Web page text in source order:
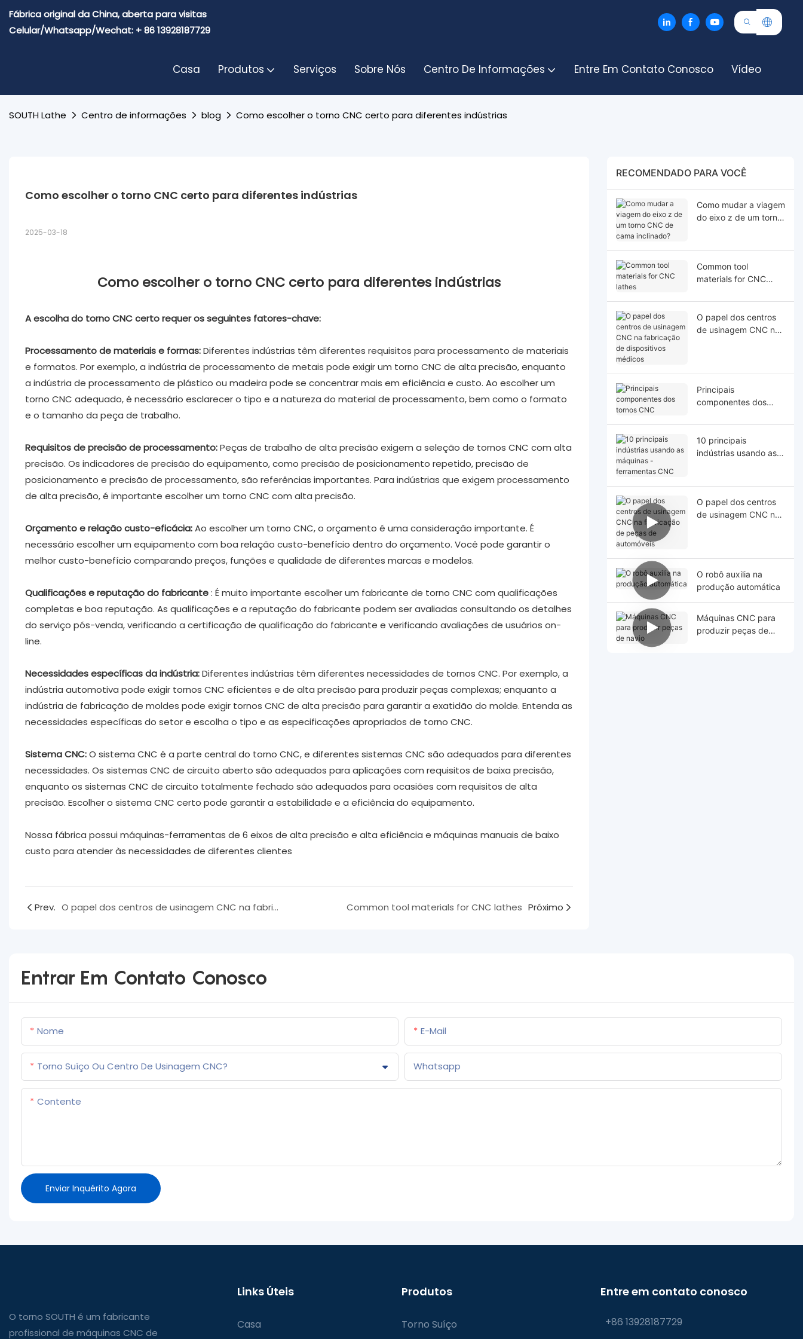
Fábrica original da China, aberta para visitas
Celular/Whatsapp/Wechat: + 86 13928187729
Casa Produtos Serviços Sobre Nós Centro De Informações Entre Em Contato Conosco Vídeo
SOUTH Lathe Centro de informações blog Como escolher o torno CNC certo para diferentes indústrias
Como escolher o torno CNC certo para diferentes indústrias
2025-03-18
Como escolher o torno CNC certo para diferentes indústrias
‌A escolha do torno CNC certo requer os seguintes fatores-chave:
‌Processamento de materiais e formas:Diferentes indústrias têm diferentes requisitos para processamento de materiais
e formatos. Por exemplo, a indústria de processamento de metais pode exigir um torno CNC de alta precisão, enquanto
a indústria de processamento de plástico ou madeira pode se concentrar mais em eficiência e custo. Ao escolher um
torno CNC adequado, é necessário esclarecer o tipo e a natureza do material de processamento, bem como o formato
e o tamanho da peça de trabalho.
‌Requisitos de precisão de processamento:Peças de trabalho de alta precisão exigem a seleção de tornos CNC com alta
precisão. Os indicadores de precisão do equipamento, como precisão de posicionamento repetido, precisão de
posicionamento e precisão de processamento, são referências importantes. Para indústrias que exigem processamento
de alta precisão, é importante escolher um torno CNC com alta precisão.
‌Orçamento e relação custo-eficácia:Ao escolher um torno CNC, o orçamento é uma consideração importante. É
necessário escolher um equipamento com boa relação custo-benefício dentro do orçamento. Você pode garantir o
melhor custo-benefício comparando preços, funções e qualidade de diferentes marcas e modelos.
‌Qualificações e reputação do fabricante: É muito importante escolher um fabricante de torno CNC com qualificações
completas e boa reputação. As qualificações e a reputação do fabricante podem ser avaliadas consultando os detalhes
do serviço pós-venda, verificando a certificação de qualificação do fabricante e verificando avaliações de usuários on-
line.
‌Necessidades específicas da indústria‌:Diferentes indústrias têm diferentes necessidades de tornos CNC. Por exemplo, a
indústria automotiva pode exigir tornos CNC eficientes e de alta precisão para produzir peças complexas; enquanto a
indústria de fabricação de moldes pode exigir tornos CNC de alta precisão para garantir a exatidão do molde. Entenda as
necessidades específicas do setor e escolha o tipo e as especificações apropriados de torno CNC.
‌Sistema CNC‌:O sistema CNC é a parte central do torno CNC, e diferentes sistemas CNC são adequados para diferentes
necessidades. Os sistemas CNC de circuito aberto são adequados para aplicações com requisitos de baixa precisão,
enquanto os sistemas CNC de circuito totalmente fechado são adequados para ocasiões com requisitos de alta
precisão. Escolher o sistema CNC certo pode garantir a estabilidade e a eficiência do equipamento.
Nossa fábrica possui máquinas-ferramentas de 6 eixos de alta precisão e alta eficiência e máquinas manuais de baixo
custo para atender às necessidades de diferentes clientes
Prev. O papel dos centros de usinagem CNC na fabricação de dispositivos médicos Common tool materials for CNC lathes Próximo
RECOMENDADO PARA VOCÊ
Como mudar a viagem
do eixo z de um torno
Common tool
materials for CNC
O papel dos centros
de usinagem CNC na
Principais
componentes dos
10 principais
indústrias usando as
O papel dos centros
de usinagem CNC na
O robô auxilia na
produção automática
Máquinas CNC para
produzir peças de
Entrar Em Contato Conosco
Nome E-Mail
Torno Suíço Ou Centro De Usinagem CNC? Whatsapp
Contente
Enviar Inquérito Agora
O torno SOUTH é um fabricante
profissional de máquinas CNC de
Links Úteis
Casa
Produtos
Torno Suíço
Entre em contato conosco
+86 13928187729